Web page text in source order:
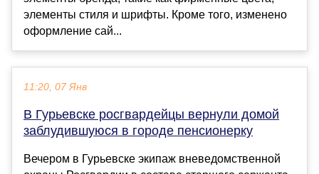
элементы стиля и шрифты. Кроме того, изменено
оформление сай...
11:20, 07 Янв
В Гурьевске росгвардейцы вернули домой
заблудившуюся в городе пенсионерку
Вечером в Гурьевске экипаж вневедомственной